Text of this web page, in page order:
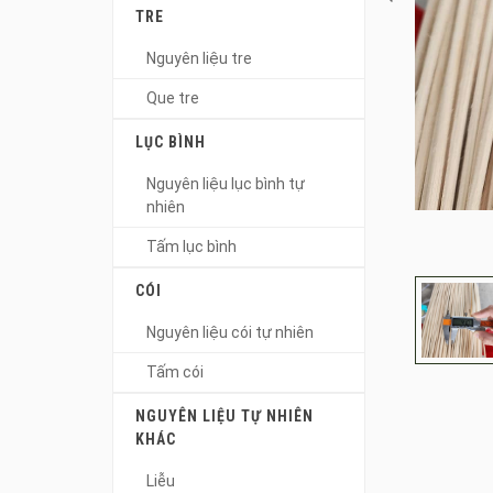
TRE
Nguyên liệu tre
Que tre
LỤC BÌNH
Nguyên liệu lục bình tự
nhiên
Tấm lục bình
CÓI
Nguyên liệu cói tự nhiên
Tấm cói
NGUYÊN LIỆU TỰ NHIÊN
KHÁC
Liễu